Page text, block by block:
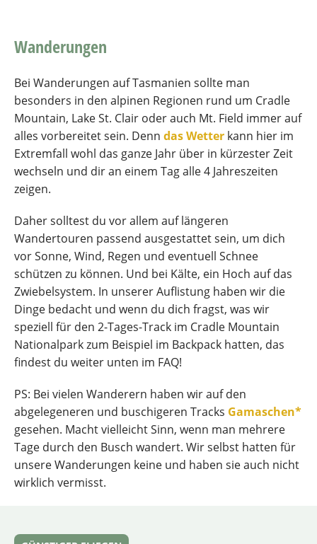
Wanderungen
Bei Wanderungen auf Tasmanien sollte man
besonders in den alpinen Regionen rund um Cradle
Mountain, Lake St. Clair oder auch Mt. Field immer auf
alles vorbereitet sein. Denn das Wetter kann hier im
Extremfall wohl das ganze Jahr über in kürzester Zeit
wechseln und dir an einem Tag alle 4 Jahreszeiten
zeigen.
Daher solltest du vor allem auf längeren
Wandertouren passend ausgestattet sein, um dich
vor Sonne, Wind, Regen und eventuell Schnee
schützen zu können. Und bei Kälte, ein Hoch auf das
Zwiebelsystem. In unserer Auflistung haben wir die
Dinge bedacht und wenn du dich fragst, was wir
speziell für den 2-Tages-Track im Cradle Mountain
Nationalpark zum Beispiel im Backpack hatten, das
findest du weiter unten im FAQ!
PS: Bei vielen Wanderern haben wir auf den
abgelegeneren und buschigeren Tracks Gamaschen*
gesehen. Macht vielleicht Sinn, wenn man mehrere
Tage durch den Busch wandert. Wir selbst hatten für
unsere Wanderungen keine und haben sie auch nicht
wirklich vermisst.